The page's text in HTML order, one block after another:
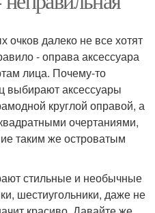
далеко не все хотят
- оправа аксессуара
лица. Почему-то
выбирают аксессуары
круглой оправой, а
очертаниями,
таким же островатым
стильные и необычные
шестиугольники, даже не